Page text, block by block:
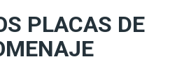
PLACAS DE